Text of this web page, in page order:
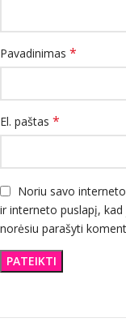
Pavadinimas *
El. paštas *
Noriu savo
ir interneto puslapį,
norėsiu parašyti